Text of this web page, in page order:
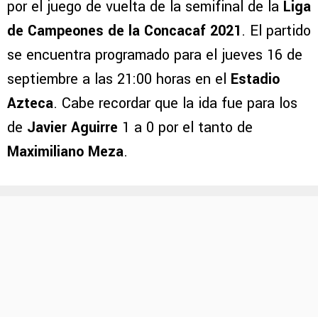
por el juego de vuelta de la semifinal de la Liga
de Campeones de la Concacaf 2021. El partido
se encuentra programado para el jueves 16 de
septiembre a las 21:00 horas en el Estadio
Azteca. Cabe recordar que la ida fue para los
de Javier Aguirre 1 a 0 por el tanto de
Maximiliano Meza.